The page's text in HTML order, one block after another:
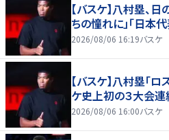
【バスケ】八村塁、
ちの憧れに」「日本
2026/08/06 16:19バスケ
【バスケ】八村塁「
ケ史上初の３大会
2026/08/06 16:00バスケ